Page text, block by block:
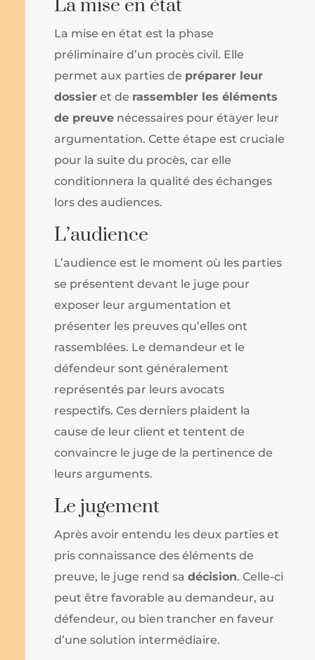
La mise en état
La mise en état est la phase
préliminaire d’un procès civil. Elle
permet aux parties de préparer leur
dossier et de rassembler les éléments
de preuve nécessaires pour étayer leur
argumentation. Cette étape est cruciale
pour la suite du procès, car elle
conditionnera la qualité des échanges
lors des audiences.
L’audience
L’audience est le moment où les parties
se présentent devant le juge pour
exposer leur argumentation et
présenter les preuves qu’elles ont
rassemblées. Le demandeur et le
défendeur sont généralement
représentés par leurs avocats
respectifs. Ces derniers plaident la
cause de leur client et tentent de
convaincre le juge de la pertinence de
leurs arguments.
Le jugement
Après avoir entendu les deux parties et
pris connaissance des éléments de
preuve, le juge rend sadécision. Celle-ci
peut être favorable au demandeur, au
défendeur, ou bien trancher en faveur
d’une solution intermédiaire.